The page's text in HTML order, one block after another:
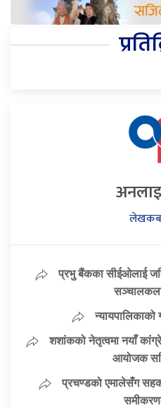
प्रभु बैंकका सीईओलाई
न्यायपालिकाको
शशांकको नेतृत्वमा नयाँ
आयोजक
प्रचण्डको एमालेसँग